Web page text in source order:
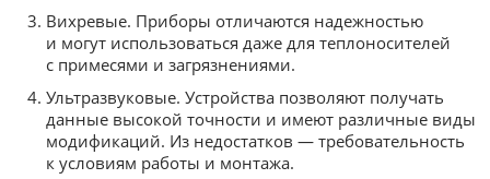
Вихревые. Приборы отличаются надежностью
и могут использоваться даже для теплоносителей
с примесями и загрязнениями.
Ультразвуковые. Устройства позволяют получать
данные высокой точности и имеют различные виды
модификаций. Из недостатков — требовательность
к условиям работы и монтажа.